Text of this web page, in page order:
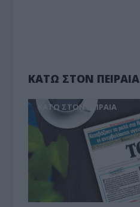
ΚΑΤΩ ΣΤΟΝ ΠΕΙΡΑΙΑ
ΚΑΤΩ ΣΤΟΝ ΠΕΙΡΑΙΑ